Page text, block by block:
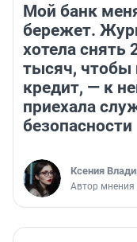
Мой банк
бережет.
хотела снять
тысяч, чтобы
кредит, — к
приехала
безопасности
Ксения
Автор мнения